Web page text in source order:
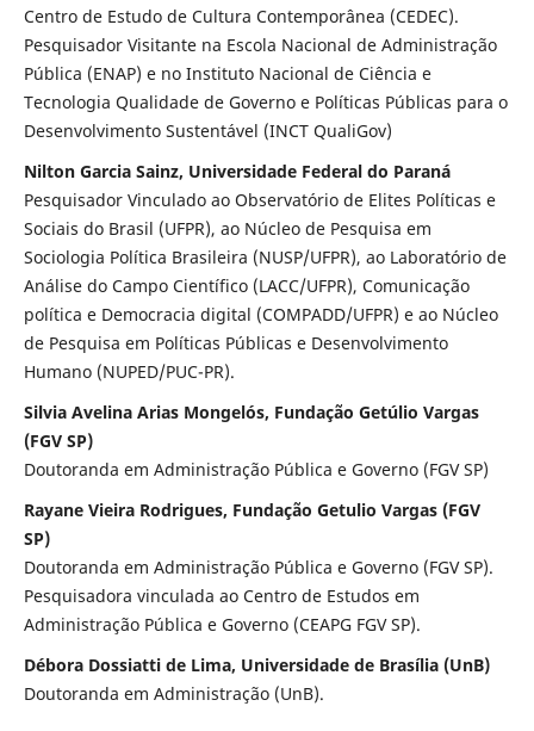
Centro de Estudo de Cultura Contemporânea (CEDEC).
Pesquisador Visitante na Escola Nacional de Administração
Pública (ENAP) e no Instituto Nacional de Ciência e
Tecnologia Qualidade de Governo e Políticas Públicas para o
Desenvolvimento Sustentável (INCT QualiGov)
Nilton Garcia Sainz, Universidade Federal do Paraná
Pesquisador Vinculado ao Observatório de Elites Políticas e
Sociais do Brasil (UFPR), ao Núcleo de Pesquisa em
Sociologia Política Brasileira (NUSP/UFPR), ao Laboratório de
Análise do Campo Científico (LACC/UFPR), Comunicação
política e Democracia digital (COMPADD/UFPR) e ao Núcleo
de Pesquisa em Políticas Públicas e Desenvolvimento
Humano (NUPED/PUC-PR).
Silvia Avelina Arias Mongelós, Fundação Getúlio Vargas
(FGV SP)
Doutoranda em Administração Pública e Governo (FGV SP)
Rayane Vieira Rodrigues, Fundação Getulio Vargas (FGV
SP)
Doutoranda em Administração Pública e Governo (FGV SP).
Pesquisadora vinculada ao Centro de Estudos em
Administração Pública e Governo (CEAPG FGV SP).
Débora Dossiatti de Lima, Universidade de Brasília (UnB)
Doutoranda em Administração (UnB).